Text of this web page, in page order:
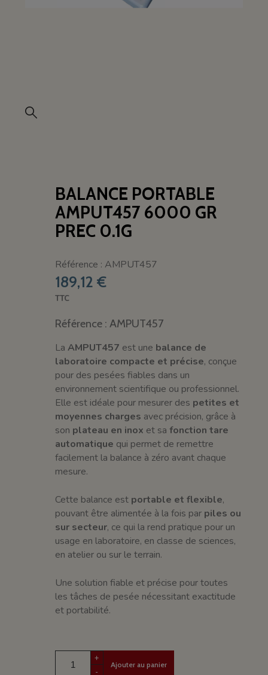
BALANCE PORTABLE
AMPUT457 6000 GR
PREC 0.1G
Référence : AMPUT457
189,12 €
TTC
Référence : AMPUT457
LaAMPUT457 est une balance de
laboratoire compacte et précise, conçue
pour des pesées fiables dans un
environnement scientifique ou professionnel.
Elle est idéale pour mesurer des petites et
moyennes charges avec précision, grâce à
son plateau en inox et safonction tare
automatique qui permet de remettre
facilement la balance à zéro avant chaque
mesure.
Cette balance est portable et flexible,
pouvant être alimentée à la fois par piles ou
sur secteur, ce qui la rend pratique pour un
usage en laboratoire, en classe de sciences,
en atelier ou sur le terrain.
Une solution fiable et précise pour toutes
les tâches de pesée nécessitant exactitude
et portabilité.
+
-
Ajouter au panier